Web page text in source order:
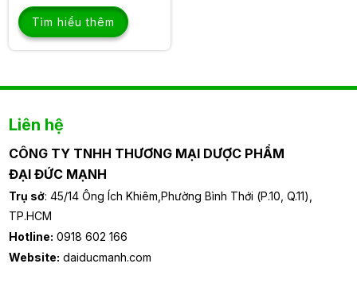
Tìm hiểu thêm
Liên hệ
CÔNG TY TNHH THƯƠNG MẠI DƯỢC PHẨM
ĐẠI ĐỨC MẠNH
Trụ sở: 45/14 Ông Ích Khiêm,Phường Bình Thới (P.10, Q.11),
TP.HCM
Hotline: 0918 602 166
Website: daiducmanh.com